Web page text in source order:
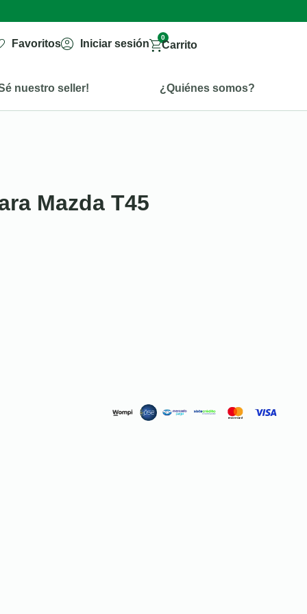
Favoritos Iniciar sesión
0
Carrito
nuestro seller! ¿Quiénes somos?
Mazda T45